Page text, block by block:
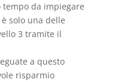
da impiegare
solo una delle
3 tramite il
a questo
risparmio